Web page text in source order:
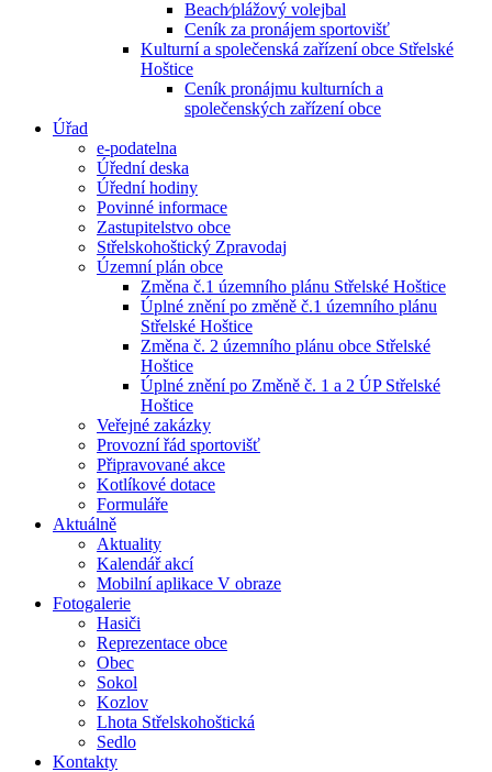
Beach⁄plážový volejbal
Ceník za pronájem sportovišť
Kulturní a společenská zařízení obce Střelské
Hoštice
Ceník pronájmu kulturních a
společenských zařízení obce
Úřad
e-podatelna
Úřední deska
Úřední hodiny
Povinné informace
Zastupitelstvo obce
Střelskohoštický Zpravodaj
Územní plán obce
Změna č.1 územního plánu Střelské Hoštice
Úplné znění po změně č.1 územního plánu
Střelské Hoštice
Změna č. 2 územního plánu obce Střelské
Hoštice
Úplné znění po Změně č. 1 a 2 ÚP Střelské
Hoštice
Veřejné zakázky
Provozní řád sportovišť
Připravované akce
Kotlíkové dotace
Formuláře
Aktuálně
Aktuality
Kalendář akcí
Mobilní aplikace V obraze
Fotogalerie
Hasiči
Reprezentace obce
Obec
Sokol
Kozlov
Lhota Střelskohoštická
Sedlo
Kontakty